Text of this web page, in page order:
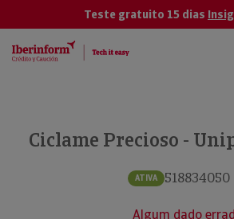
Teste gratuito 15 dias
Ciclame Precioso -
ATIVA 518834050
Algum dado